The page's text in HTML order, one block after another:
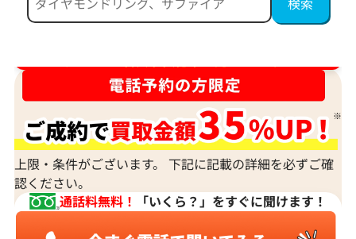
上限・条件がございます。 下記に記載の詳細を必ずご確
認ください。
通話料無料！
「いくら？」をすぐに聞けます！